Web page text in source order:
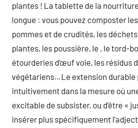
plantes ! La tablette de la
longue : vous pouvez composter
pommes et de crudités, les
plantes, les poussière, le , le tord-
étourderies d’œuf voie, les résidus
végétariens…Le extension durable
intuitivement dans la mesure où
excitable de subsister, ou d’être «
insérer plus spécifiquement